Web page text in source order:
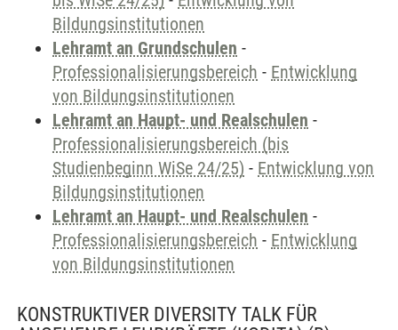
Bildungsinstitutionen
Lehramt an Grundschulen -
Professionalisierungsbereich - Entwicklung
von Bildungsinstitutionen
Lehramt an Haupt- und Realschulen -
Professionalisierungsbereich (bis
Studienbeginn WiSe 24/25) - Entwicklung von
Bildungsinstitutionen
Lehramt an Haupt- und Realschulen -
Professionalisierungsbereich - Entwicklung
von Bildungsinstitutionen
KONSTRUKTIVER DIVERSITY TALK FÜR